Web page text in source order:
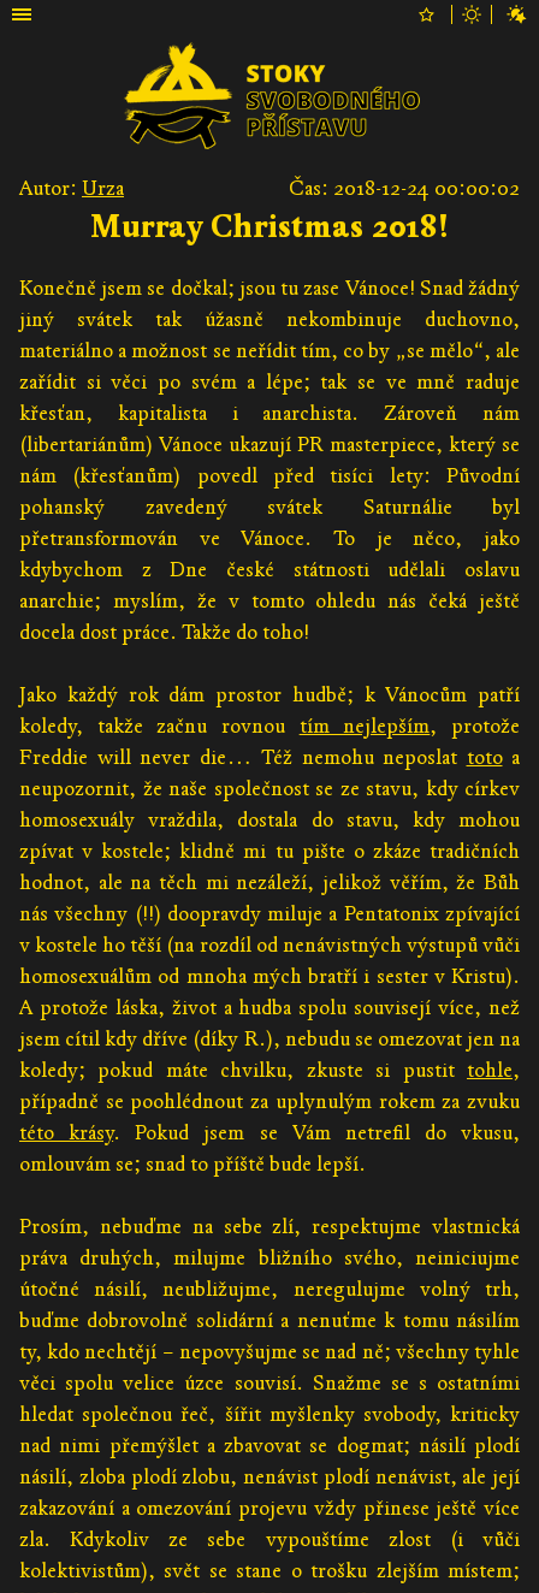
Autor: Urza Čas: 2018-12-24 00:00:02
Murray Christmas 2018!
Konečně jsem se dočkal; jsou tu zase Vánoce! Snad žádný
jiný svátek tak úžasně nekombinuje duchovno,
materiálno a možnost se neřídit tím, co by „se mělo“, ale
zařídit si věci po svém a lépe; tak se ve mně raduje
křesťan, kapitalista i anarchista. Zároveň nám
(libertariánům) Vánoce ukazují PR masterpiece, který se
nám (křesťanům) povedl před tisíci lety: Původní
pohanský zavedený svátek Saturnálie byl
přetransformován ve Vánoce. To je něco, jako
kdybychom z Dne české státnosti udělali oslavu
anarchie; myslím, že v tomto ohledu nás čeká ještě
docela dost práce. Takže do toho!
Jako každý rok dám prostor hudbě; k Vánocům patří
koledy, takže začnu rovnou tím nejlepším, protože
Freddie will never die… Též nemohu neposlat totoa
neupozornit, že naše společnost se ze stavu, kdy církev
homosexuály vraždila, dostala do stavu, kdy mohou
zpívat v kostele; klidně mi tu pište o zkáze tradičních
hodnot, ale na těch mi nezáleží, jelikož věřím, že Bůh
nás všechny (!!) doopravdy miluje a Pentatonix zpívající
v kostele ho těší (na rozdíl od nenávistných výstupů vůči
homosexuálům od mnoha mých bratří i sester v Kristu).
A protože láska, život a hudba spolu souvisejí více, než
jsem cítil kdy dříve (díky R.), nebudu se omezovat jen na
koledy; pokud máte chvilku, zkuste si pustit tohle,
případně se poohlédnout za uplynulým rokem za zvuku
této krásy. Pokud jsem se Vám netrefil do vkusu,
omlouvám se; snad to příště bude lepší.
Prosím, nebuďme na sebe zlí, respektujme vlastnická
práva druhých, milujme bližního svého, neiniciujme
útočné násilí, neubližujme, neregulujme volný trh,
buďme dobrovolně solidární a nenuťme k tomu násilím
ty, kdo nechtějí – nepovyšujme se nad ně; všechny tyhle
věci spolu velice úzce souvisí. Snažme se s ostatními
hledat společnou řeč, šířit myšlenky svobody, kriticky
nad nimi přemýšlet a zbavovat se dogmat; násilí plodí
násilí, zloba plodí zlobu, nenávist plodí nenávist, ale její
zakazování a omezování projevu vždy přinese ještě více
zla. Kdykoliv ze sebe vypouštíme zlost (i vůči
kolektivistům), svět se stane o trošku zlejším místem;